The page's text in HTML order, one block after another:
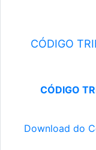
CÓDIGO
CÓDIGO
Download do